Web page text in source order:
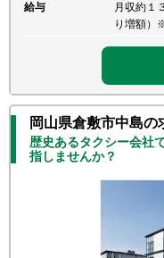
給与
月収約１
り増額）
岡山県倉敷市中島の
歴史あるタクシー会社
指しませんか？